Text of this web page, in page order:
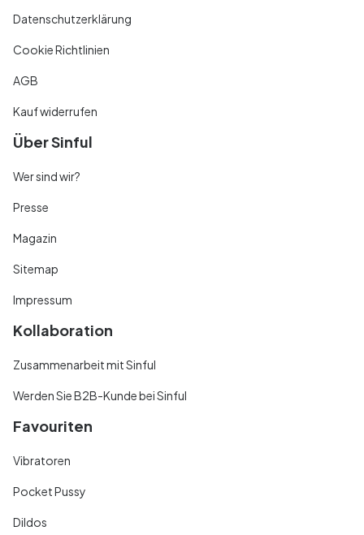
Datenschutzerklärung
Cookie Richtlinien
AGB
Kauf widerrufen
Über Sinful
Wer sind wir?
Presse
Magazin
Sitemap
Impressum
Kollaboration
Zusammenarbeit mit Sinful
Werden Sie B2B-Kunde bei Sinful
Favouriten
Vibratoren
Pocket Pussy
Dildos